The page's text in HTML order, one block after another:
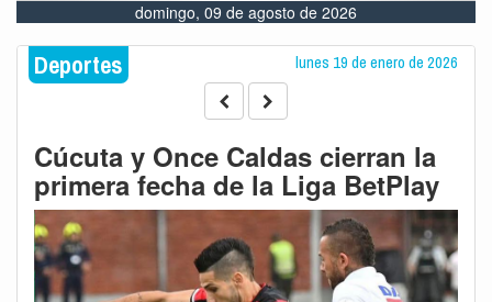
domingo, 09 de agosto de 2026
Deportes lunes 19 de enero de 2026
Cúcuta y Once Caldas cierran la
primera fecha de la Liga BetPlay